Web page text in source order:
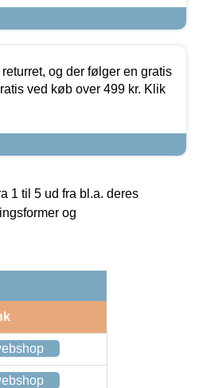
og der følger en gratis
ved køb over 499 kr. Klik
1 til 5 ud fra bl.a. deres
og